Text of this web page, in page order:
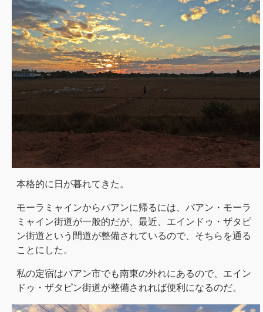
本格的に日が暮れてきた。
モーラミャインからパアンに帰るには、パアン・モーラ
ミャイン街道が一般的だが、最近、エインドゥ・ザタピ
ン街道という間道が整備されているので、そちらを通る
ことにした。
私の定宿はパアン市でも南東の外れにあるので、エイン
ドゥ・ザタピン街道が整備されれば便利になるのだ。